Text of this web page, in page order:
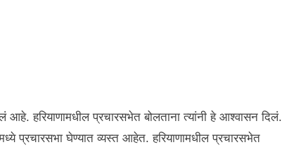
आहे. हरियाणामधील प्रचारसभेत बोलताना त्यांनी हे आश्वासन दिलं.
प्रचारसभा घेण्यात व्यस्त आहेत. हरियाणामधील प्रचारसभेत